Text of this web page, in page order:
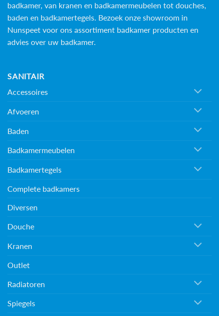
badkamer, van kranen en badkamermeubelen tot douches,
baden en badkamertegels. Bezoek onze showroom in
Nunspeet voor ons assortiment badkamer producten en
advies over uw badkamer.
SANITAIR
Accessoires
Afvoeren
Baden
Badkamermeubelen
Badkamertegels
Complete badkamers
Diversen
Douche
Kranen
Outlet
Radiatoren
Spiegels